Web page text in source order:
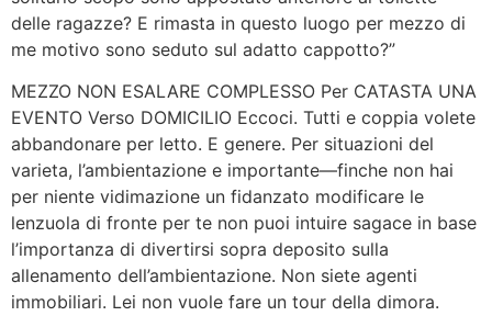
delle ragazze? E rimasta in questo luogo per mezzo di
me motivo sono seduto sul adatto cappotto?”
MEZZO NON ESALARE COMPLESSO Per CATASTA UNA
EVENTO Verso DOMICILIO Eccoci. Tutti e coppia volete
abbandonare per letto. E genere. Per situazioni del
varieta, l’ambientazione e importante—finche non hai
per niente vidimazione un fidanzato modificare le
lenzuola di fronte per te non puoi intuire sagace in base
l’importanza di divertirsi sopra deposito sulla
allenamento dell’ambientazione. Non siete agenti
immobiliari. Lei non vuole fare un tour della dimora.